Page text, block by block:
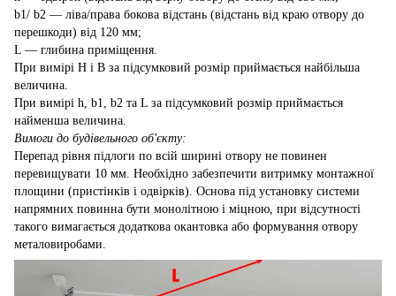
b1/ b2 — ліва/права бокова відстань (відстань від краю отвору до
перешкоди) від 120 мм;
L — глибина приміщення.
При вимірі Н і В за підсумковий розмір приймається найбільша
величина.
При вимірі h, b1, b2 та L за підсумковий розмір приймається
найменша величина.
Вимоги до будівельного об'єкту:
Перепад рівня підлоги по всій ширині отвору не повинен
перевищувати 10 мм. Необхідно забезпечити витримку монтажної
площини (пристінків і одвірків). Основа під установку системи
напрямних повинна бути монолітною і міцною, при відсутності
такого вимагається додаткова окантовка або формування отвору
металовиробами.